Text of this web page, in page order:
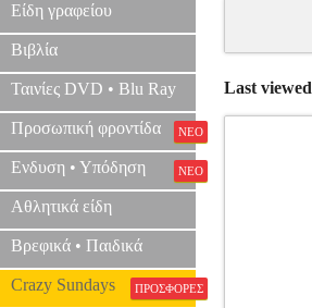
Είδη γραφείου
Βιβλία
Ταινίες DVD • Blu Ray
Προσωπική φροντίδα ΝΕΟ
Ενδυση • Υπόδηση ΝΕΟ
Αθλητικά είδη
Βρεφικά • Παιδικά
Crazy Sundays ΠΡΟΣΦΟΡΕΣ
Last viewed